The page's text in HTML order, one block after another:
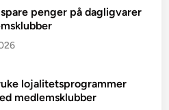
penger på dagligvarer
lojalitetsprogrammer
medlemsklubber